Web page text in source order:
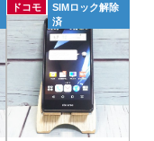
ドコモ
SIMロック解除
済